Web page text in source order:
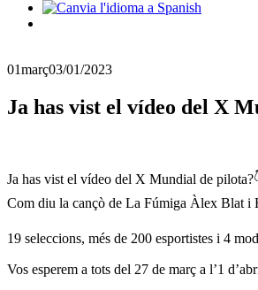
01març03/01/2023
Ja has vist el vídeo del X
Ja has vist el vídeo del X Mundial de
Com diu la cançò de La Fúmiga Àlex Blat i
19 seleccions, més de 200 esportistes i 4
Vos esperem a tots del 27 de març a l’1